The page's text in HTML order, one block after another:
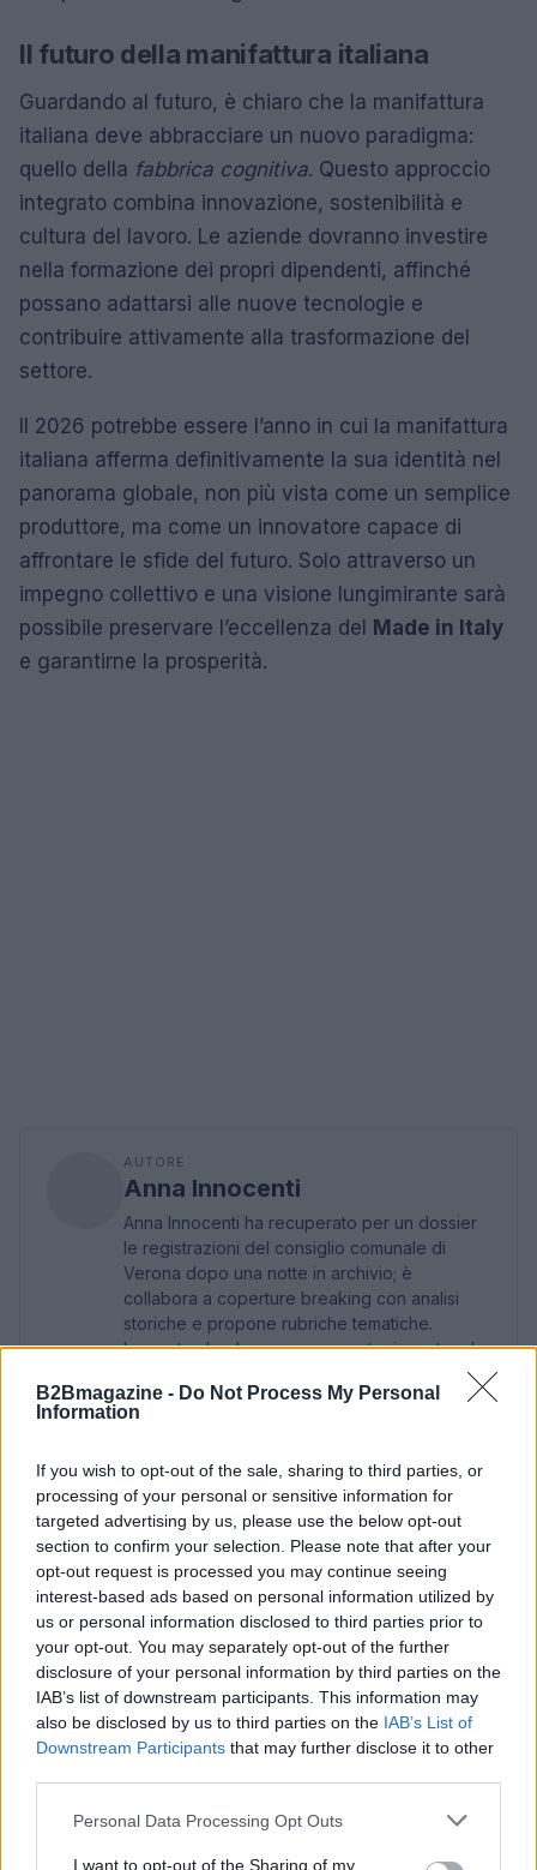
B2Bmagazine - Do Not Process My Personal
Information
If you wish to opt-out of the sale, sharing to third parties, or
processing of your personal or sensitive information for
targeted advertising by us, please use the below opt-out
section to confirm your selection. Please note that after your
opt-out request is processed you may continue seeing
interest-based ads based on personal information utilized by
us or personal information disclosed to third parties prior to
your opt-out. You may separately opt-out of the further
disclosure of your personal information by third parties on the
IAB’s list of downstream participants. This information may
also be disclosed by us to third parties on the IAB’s List of
Downstream Participants that may further disclose it to other
Please note that this website/app uses one or more Google
not limited to your visit or usage behaviour. You may click to
Personal Data Processing Opt Outs
I want to opt-out of the Sharing of my
Il futuro della manifattura italiana
Guardando al futuro, è chiaro che la manifattura
italiana deve abbracciare un nuovo paradigma:
quello della fabbrica cognitiva. Questo approccio
integrato combina innovazione, sostenibilità e
cultura del lavoro. Le aziende dovranno investire
nella formazione dei propri dipendenti, affinché
possano adattarsi alle nuove tecnologie e
contribuire attivamente alla trasformazione del
settore.
Il 2026 potrebbe essere l’anno in cui la manifattura
italiana afferma definitivamente la sua identità nel
panorama globale, non più vista come un semplice
produttore, ma come un innovatore capace di
affrontare le sfide del futuro. Solo attraverso un
impegno collettivo e una visione lungimirante sarà
possibile preservare l’eccellenza del Made in Italy
e garantirne la prosperità.
AUTORE
Anna Innocenti
Anna Innocenti ha recuperato per un dossier
le registrazioni del consiglio comunale di
Verona dopo una notte in archivio; è
collabora a coperture breaking con analisi
storiche e propone rubriche tematiche.
Laureata al polo veronese, partecipa a tavole